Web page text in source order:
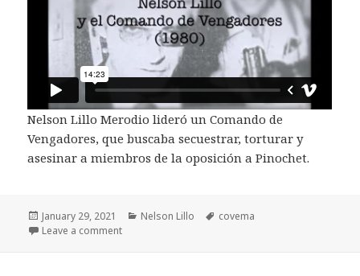
Nelson Lillo Merodio lideró un Comando de
Vengadores, que buscaba secuestrar, torturar y
asesinar a miembros de la oposición a Pinochet.
Posted
on
January 29, 2021 Categories
Nelson Lillo Tags
covema
Leave a commenton Comando de Vengadores